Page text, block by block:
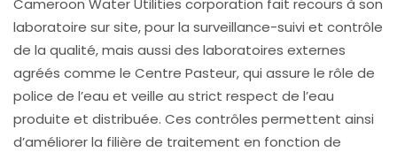
Cameroon Water Utilities corporation fait recours à son
laboratoire sur site, pour la surveillance-suivi et contrôle
de la qualité, mais aussi des laboratoires externes
agréés comme le Centre Pasteur, qui assure le rôle de
police de l’eau et veille au strict respect de l’eau
produite et distribuée. Ces contrôles permettent ainsi
d’améliorer la filière de traitement en fonction de